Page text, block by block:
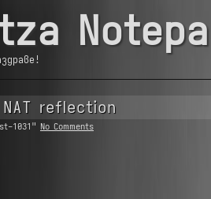
reflection
1031" No Comments